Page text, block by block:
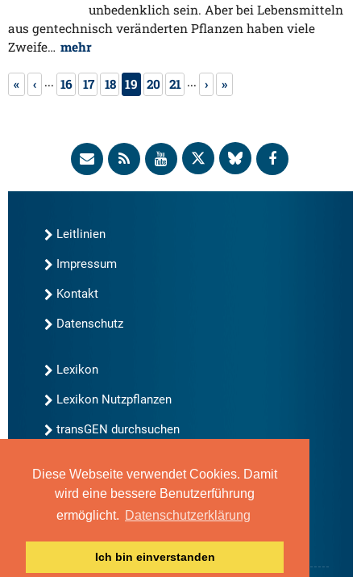
Diese Webseite verwendet Cookies. Damit
wird eine bessere Benutzerführung
ermöglicht. Datenschutzerklärung
Ich bin einverstanden
unbedenklich sein. Aber bei Lebensmitteln
aus gentechnisch veränderten Pflanzen haben viele
Zweife… mehr
« ‹ ... 16 17 18 19 20 21 ... › »
Leitlinien
Impressum
Kontakt
Datenschutz
Lexikon
Lexikon Nutzpflanzen
transGEN durchsuchen
Neu bei transGEN